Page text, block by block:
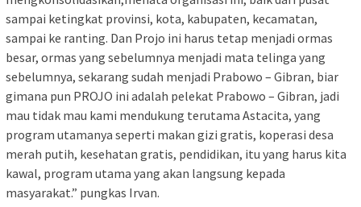
sampai ketingkat provinsi, kota, kabupaten, kecamatan,
sampai ke ranting. Dan Projo ini harus tetap menjadi ormas
besar, ormas yang sebelumnya menjadi mata telinga yang
sebelumnya, sekarang sudah menjadi Prabowo – Gibran, biar
gimana pun PROJO ini adalah pelekat Prabowo – Gibran, jadi
mau tidak mau kami mendukung terutama Astacita, yang
program utamanya seperti makan gizi gratis, koperasi desa
merah putih, kesehatan gratis, pendidikan, itu yang harus kita
kawal, program utama yang akan langsung kepada
masyarakat.” pungkas Irvan.